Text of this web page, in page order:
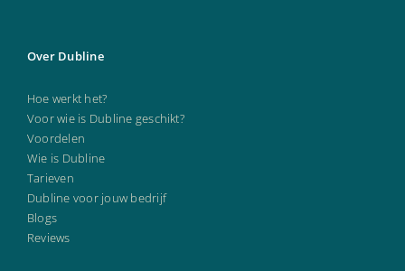
Over Dubline
Hoe werkt het?
Voor wie is Dubline geschikt?
Voordelen
Wie is Dubline
Tarieven
Dubline voor jouw bedrijf
Blogs
Reviews